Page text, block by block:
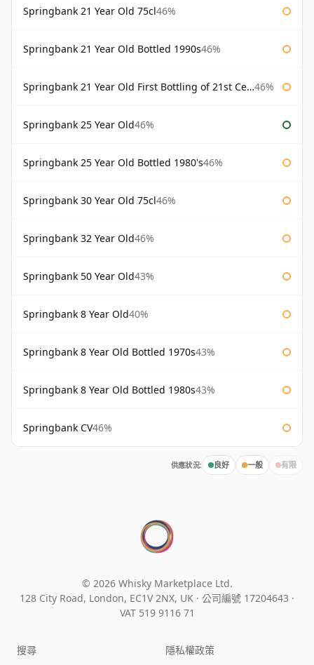
Springbank 21 Year Old 75cl46%
Springbank 21 Year Old Bottled 1990s46%
Springbank 21 Year Old First Bottling of 21st Century 46%
Springbank 25 Year Old46%
Springbank 25 Year Old Bottled 1980's46%
Springbank 30 Year Old 75cl46%
Springbank 32 Year Old46%
Springbank 50 Year Old43%
Springbank 8 Year Old40%
Springbank 8 Year Old Bottled 1970s43%
Springbank 8 Year Old Bottled 1980s43%
Springbank CV46%
供應狀況: 良好 一般 有限
© 2026 Whisky Marketplace Ltd.
128 City Road, London, EC1V 2NX, UK · 公司編號 17204643 ·
VAT 519 9116 71
搜尋 隱私權政策